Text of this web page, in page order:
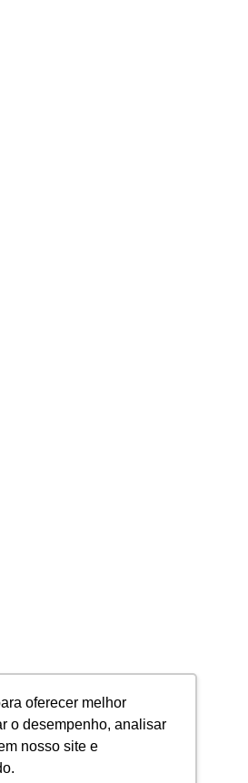
oferecer melhor
o desempenho, analisar
nosso site e